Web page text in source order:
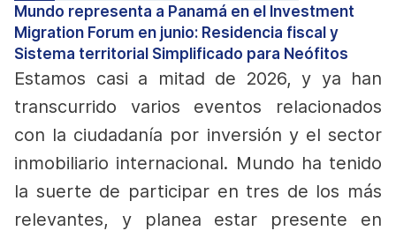
Mundo representa a Panamá en el Investment
Migration Forum en junio: Residencia fiscal y
Sistema territorial Simplificado para Neófitos
Estamos casi a mitad de 2026, y ya han
transcurrido varios eventos relacionados
con la ciudadanía por inversión y el sector
inmobiliario internacional. Mundo ha tenido
la suerte de participar en tres de los más
relevantes, y planea estar presente en